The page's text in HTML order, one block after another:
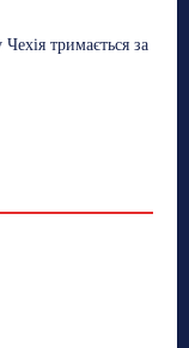
тримається за